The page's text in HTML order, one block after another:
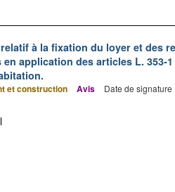
à la fixation du loyer et des
application des articles L. 353-1
et construction Avis Date de